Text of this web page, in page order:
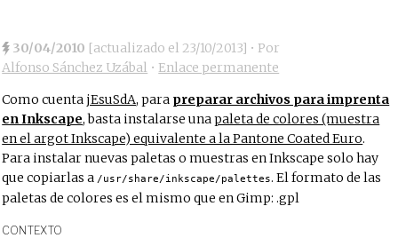
30/04/2010 [actualizado el 23/10/2013] • Por
Alfonso Sánchez Uzábal • Enlace permanente
Como cuenta jEsuSdA, para preparar archivos para imprenta
en Inkscape, basta instalarse unapaleta de colores (muestra
en el argot Inkscape) equivalente a la Pantone Coated Euro.
Para instalar nuevas paletas o muestras en Inkscape solo hay
que copiarlas a /usr/share/inkscape/palettes. El formato de las
paletas de colores es el mismo que en Gimp: .gpl
CONTEXTO